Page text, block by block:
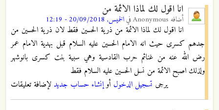
انا اقول لك لماذا الائمة من
أضافه Anonymousفيالخميس, 20/09/2018 - 12:19
انا اقول لك لماذا الائمة من ذرية الحسين فقط لان ذرية الحسين من
جدهم كسرى حيث انه الامام الحسين عليه السلام قبل بهدية الامام عمر
رض الله عنه من غنائم حرب القادسية وهي سبية بنت كسرى بانوشهر
ولذلك اصبح الائمة من نسل الحسين عليه السلام فقط
يرجى تسجيل الدخول أوإنشاء حساب جديد لإضافة تعليقات